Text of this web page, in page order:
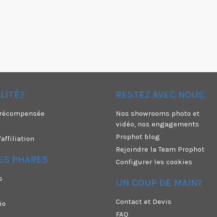
PHARES
RESTEZ AVEC NOUS
Nos showrooms photo et
vidéo, nos engagements
Prophot blog
Rejoindre la Team Prophot
Configurer les cookies
UN COUP DE MAIN?
Contact et Devis
FAQ